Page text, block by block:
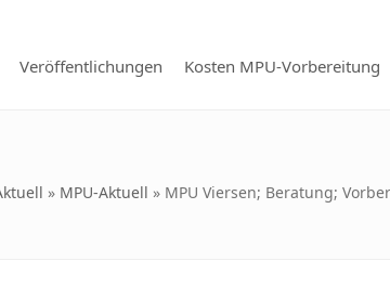
Veröffentlichungen Kosten MPU-Vorbereitung
» MPU-Aktuell » MPU Viersen; Beratung;